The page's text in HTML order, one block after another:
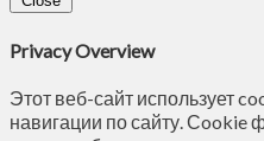
Privacy Overview
Этот веб-сайт использует
навигации по сайту.